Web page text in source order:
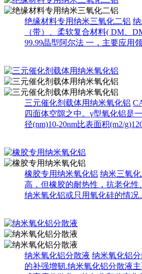
绝缘材料专用纳米三氧化二铝
（带）、柔软复合材料( DM、
99.99晶型阿尔法 一，主要应用
三元催化剂载体用纳米氧化铝
四面体空隙之中。γ型氧化铝是
径(nm)10-20nm比表面积(m2/
橡胶专用纳米氧化铝 纳米三氧
高，但橡胶的耐热性，抗老化
纳米氧化铝或只用氧化硅的情
纳米氧化铝分散液 纳米氧化铝
的补强增韧.纳米氧化铝分散液